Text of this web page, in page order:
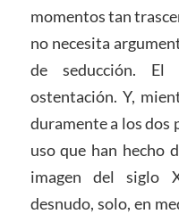
momentos tan
no necesita
de seducción.
ostentación. Y,
duramente a los dos
uso que han hecho
imagen del siglo
desnudo, solo, en